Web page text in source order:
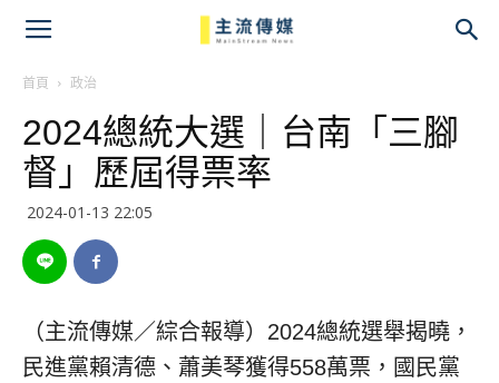
首頁 政治
2024總統大選｜台南「三腳
督」歷屆得票率
2024-01-13 22:05
（主流傳媒／綜合報導）2024總統選舉揭曉，
民進黨賴清德、蕭美琴獲得558萬票，國民黨